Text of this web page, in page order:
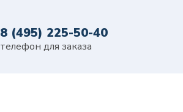
8 (495) 225-50-40
телефон для заказа